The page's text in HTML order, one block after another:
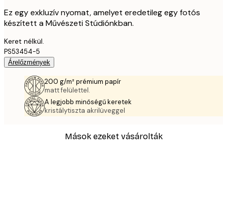
Ez egy exkluzív nyomat, amelyet eredetileg egy fotós
készített a Művészeti Stúdiónkban.
Keret nélkül.
PS53454-5
Árelőzmények
200 g/m² prémium papír
matt felülettel.
A legjobb minőségű keretek
kristálytiszta akrilüveggel
Mások ezeket vásárolták